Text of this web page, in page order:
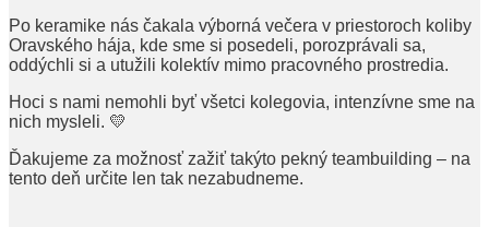
Po keramike nás čakala výborná večera v priestoroch koliby
Oravského hája, kde sme si posedeli, porozprávali sa,
oddýchli si a utužili kolektív mimo pracovného prostredia.
Hoci s nami nemohli byť všetci kolegovia, intenzívne sme na
nich mysleli. 💛
Ďakujeme za možnosť zažiť takýto pekný teambuilding – na
tento deň určite len tak nezabudneme.